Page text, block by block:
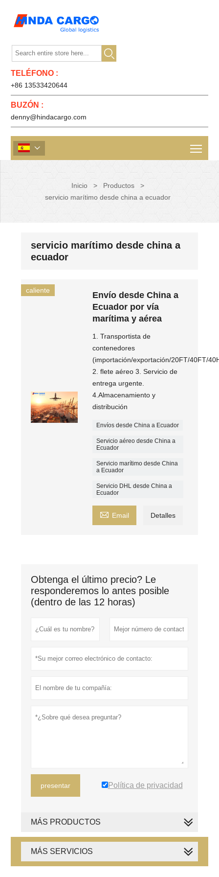

TELÉFONO :
+86 13533420644
BUZÓN :
denny@hindacargo.com

Inicio > Productos
>
servicio marítimo desde china a ecuador
servicio marítimo desde china a
ecuador
caliente
Envío desde China a
Ecuador por vía
marítima y aérea
1. Transportista de
contenedores
(importación/exportación/20FT/40FT/
2. flete aéreo 3. Servicio de
entrega urgente.
4.Almacenamiento y
distribución
Envíos desde China a Ecuador
Servicio aéreo desde China a
Ecuador
Servicio marítimo desde China
a Ecuador
Servicio DHL desde China a
Ecuador
 Email Detalles
Obtenga el último precio? Le
responderemos lo antes posible
(dentro de las 12 horas)
presentar Política de privacidad
MÁS PRODUCTOS
MÁS SERVICIOS